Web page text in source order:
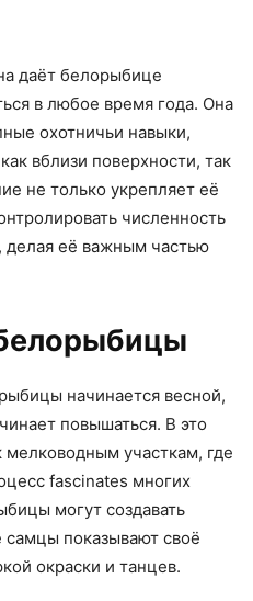
даёт белорыбице
в любое время года. Она
охотничьи навыки,
вблизи поверхности, так
не только укрепляет её
численность
делая её важным частью
начинается весной,
повышаться. В это
участкам, где
fascinates многих
могут создавать
показывают своё
окраски и танцев.